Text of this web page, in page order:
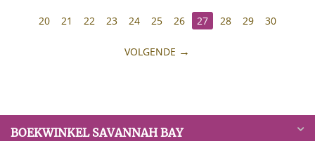
20 21 22 23 24 25 26 27 28 29 30
VOLGENDE
BOEKWINKEL SAVANNAH BAY